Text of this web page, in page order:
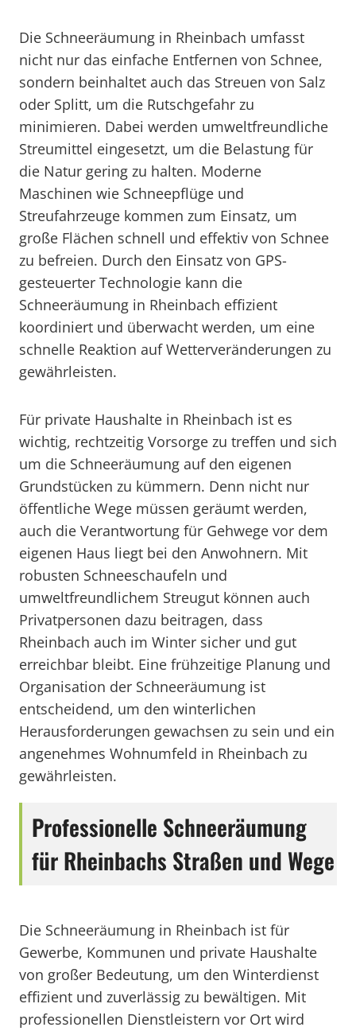
Die Schneeräumung in Rheinbach umfasst
nicht nur das einfache Entfernen von Schnee,
sondern beinhaltet auch das Streuen von Salz
oder Splitt, um die Rutschgefahr zu
minimieren. Dabei werden umweltfreundliche
Streumittel eingesetzt, um die Belastung für
die Natur gering zu halten. Moderne
Maschinen wie Schneepflüge und
Streufahrzeuge kommen zum Einsatz, um
große Flächen schnell und effektiv von Schnee
zu befreien. Durch den Einsatz von GPS-
gesteuerter Technologie kann die
Schneeräumung in Rheinbach effizient
koordiniert und überwacht werden, um eine
schnelle Reaktion auf Wetterveränderungen zu
gewährleisten.
Für private Haushalte in Rheinbach ist es
wichtig, rechtzeitig Vorsorge zu treffen und sich
um die Schneeräumung auf den eigenen
Grundstücken zu kümmern. Denn nicht nur
öffentliche Wege müssen geräumt werden,
auch die Verantwortung für Gehwege vor dem
eigenen Haus liegt bei den Anwohnern. Mit
robusten Schneeschaufeln und
umweltfreundlichem Streugut können auch
Privatpersonen dazu beitragen, dass
Rheinbach auch im Winter sicher und gut
erreichbar bleibt. Eine frühzeitige Planung und
Organisation der Schneeräumung ist
entscheidend, um den winterlichen
Herausforderungen gewachsen zu sein und ein
angenehmes Wohnumfeld in Rheinbach zu
gewährleisten.
Professionelle Schneeräumung
für Rheinbachs Straßen und Wege
Die Schneeräumung in Rheinbach ist für
Gewerbe, Kommunen und private Haushalte
von großer Bedeutung, um den Winterdienst
effizient und zuverlässig zu bewältigen. Mit
professionellen Dienstleistern vor Ort wird